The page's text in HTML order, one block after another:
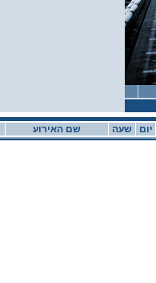
שם האירוע שעה יום